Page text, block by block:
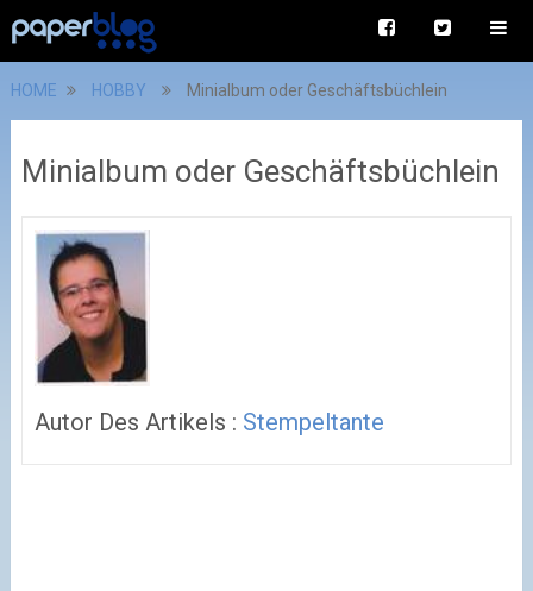
HOME HOBBY Minialbum oder Geschäftsbüchlein
Minialbum oder Geschäftsbüchlein
Autor Des Artikels : Stempeltante